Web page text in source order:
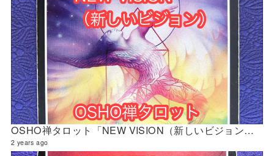
OSHO禅タロット「NEW VISION（新しいビジョン）」の解説 2024年5月の門鑑定（立門）
2 years ago